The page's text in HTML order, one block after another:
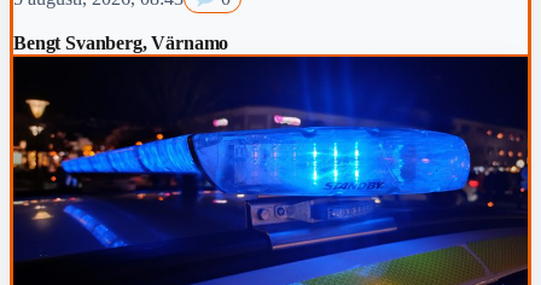
Bengt Svanberg, Värnamo